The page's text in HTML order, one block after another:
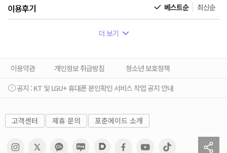
이용후기 베스트순 최신순
더 보기
이용약관 개인정보 취급방침
청소년 보호정책
공지 : KT 및 LGU+ 휴대폰 본인확인 서비스 작업 공지 안내
고객센터 제휴 문의 포춘에이드 소개